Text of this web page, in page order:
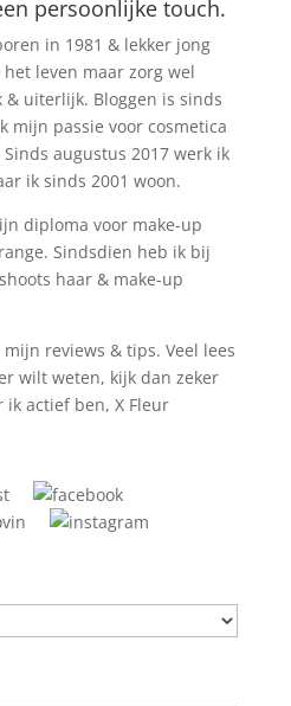
persoonlijke touch.
in 1981 & lekker jong
leven maar zorg wel
uiterlijk. Bloggen is sinds
mijn passie voor cosmetica
augustus 2017 werk ik
ik sinds 2001 woon.
diploma voor make-up
Sindsdien heb ik bij
haar & make-up
reviews & tips. Veel lees
wilt weten, kijk dan zeker
actief ben, X Fleur